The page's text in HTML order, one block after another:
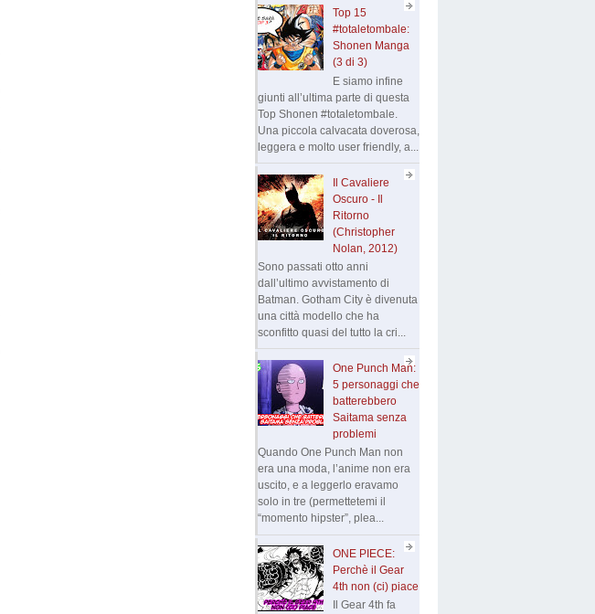
Top 15
#totaletombale:
Shonen Manga
(3 di 3)
E siamo infine
giunti all’ultima parte di questa
Top Shonen #totaletombale.
Una piccola calvacata doverosa,
leggera e molto user friendly, a...
Il Cavaliere
Oscuro - Il
Ritorno
(Christopher
Nolan, 2012)
Sono passati otto anni
dall’ultimo avvistamento di
Batman. Gotham City è divenuta
una città modello che ha
sconfitto quasi del tutto la cri...
One Punch Man:
5 personaggi che
batterebbero
Saitama senza
problemi
Quando One Punch Man non
era una moda, l’anime non era
uscito, e a leggerlo eravamo
solo in tre (permettetemi il
“momento hipster”, plea...
ONE PIECE:
Perchè il Gear
4th non (ci) piace
Il Gear 4th fa